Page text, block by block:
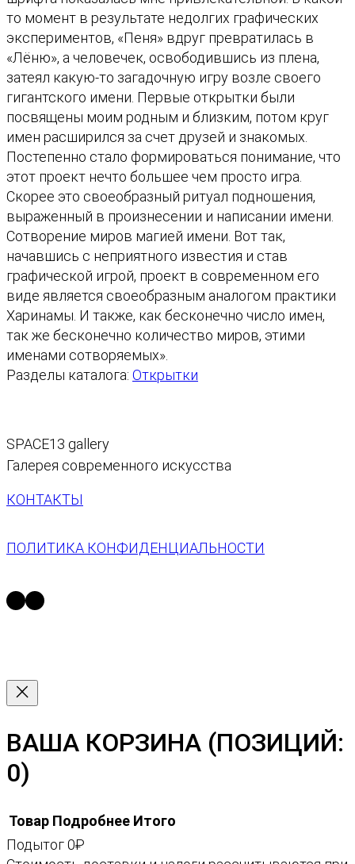
то момент в результате недолгих графических
экспериментов, «Пеня» вдруг превратилась в
«Лёню», а человечек, освободившись из плена,
затеял какую-то загадочную игру возле своего
гигантского имени. Первые открытки были
посвящены моим родным и близким, потом круг
имен расширился за счет друзей и знакомых.
Постепенно стало формироваться понимание, что
этот проект нечто большее чем просто игра.
Скорее это своеобразный ритуал подношения,
выраженный в произнесении и написании имени.
Сотворение миров магией имени. Вот так,
начавшись с неприятного известия и став
графической игрой, проект в современном его
виде является своеобразным аналогом практики
Харинамы. И также, как бесконечно число имен,
так же бесконечно количество миров, этими
именами сотворяемых».
Разделы каталога: Открытки
SPACE13 gallery
Галерея современного искусства
КОНТАКТЫ
ПОЛИТИКА КОНФИДЕНЦИАЛЬНОСТИ
https://t.me/space13_gallery
https://vk.com/space13gallery
ВАША КОРЗИНА (ПОЗИЦИЙ:
0)
Товар Подробнее Итого
Подытог0₽